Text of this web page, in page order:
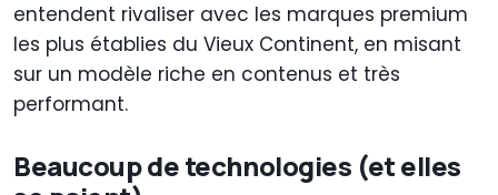
entendent rivaliser avec les marques premium
les plus établies du Vieux Continent, en misant
sur un modèle riche en contenus et très
performant.
Beaucoup de technologies (et elles